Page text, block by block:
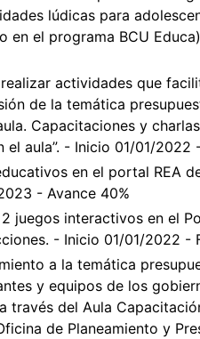
lúdicas para
en el programa BCU
actividades que
de la temática
Capacitaciones y
el aula”. - Inicio 01/01/
en el portal REA
- Avance 40%
juegos interactivos en el
- Inicio 01/01/2022 -
a la temática
y equipos de los
través del Aula
de Planeamiento y